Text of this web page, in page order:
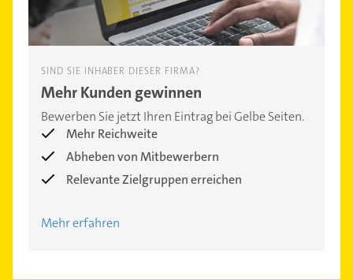
SIND SIE INHABER DIESER FIRMA?
Mehr Kunden gewinnen
Bewerben Sie jetzt Ihren Eintrag bei Gelbe Seiten.
Mehr Reichweite
Abheben von Mitbewerbern
Relevante Zielgruppen erreichen
Mehr erfahren